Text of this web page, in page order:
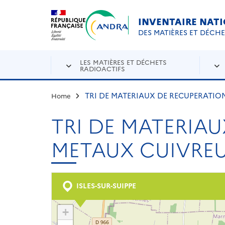
Aller au contenu principal
INVENTAIRE
DES MATIÈRES ET
LES MATIÈRES ET DÉCHETS
RADIOACTIFS
Home TRI DE MATERIAUX DE
TRI DE
METAUX
ISLES-SUR-SUIPPE
+